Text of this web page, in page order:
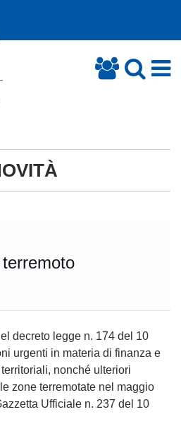
decreto legge n. 174 del 10
urgenti in materia di finanza e
nonché ulteriori
zone terremotate nel maggio
Ufficiale n. 237 del 10